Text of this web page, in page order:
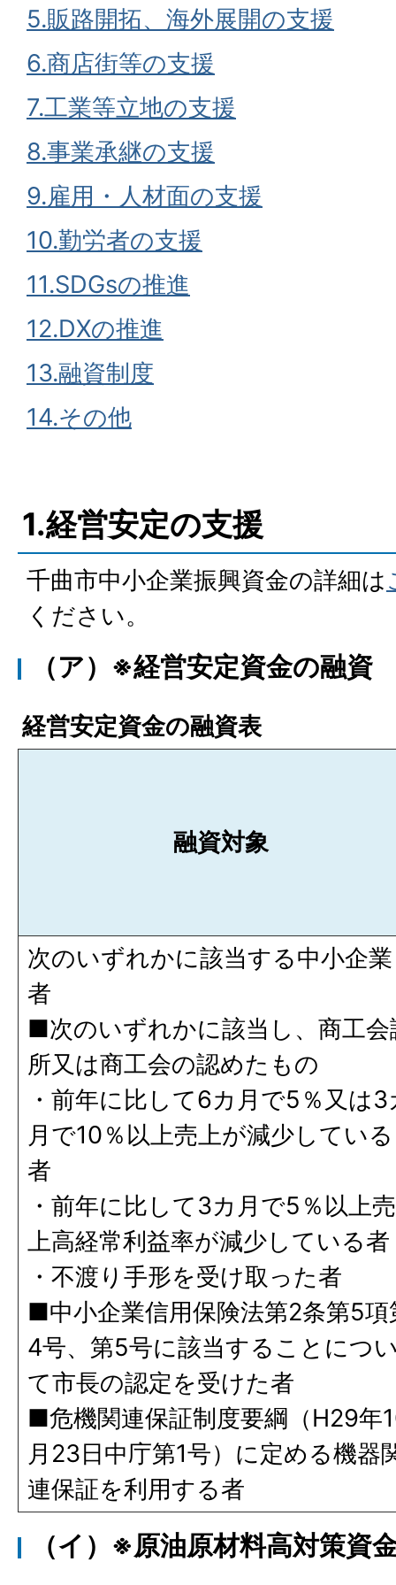
5.販路開拓、海外展開の支援
6.商店街等の支援
7.工業等立地の支援
8.事業承継の支援
9.雇用・人材面の支援
10.勤労者の支援
11.SDGsの推進
12.DXの推進
13.融資制度
14.その他
1.経営安定の支援
千曲市中小企業振興資金の詳細は
ください。
（ア）※経営安定資金の融資
経営安定資金の融資表
融資対象
次のいずれかに該当する中小企業
者
■次のいずれかに該当し、商工会
所又は商工会の認めたもの
・前年に比して6カ月で5％又は3
月で10％以上売上が減少している
者
・前年に比して3カ月で5％以上売
上高経常利益率が減少している者
・不渡り手形を受け取った者
■中小企業信用保険法第2条第5項
4号、第5号に該当することにつ
て市長の認定を受けた者
■危機関連保証制度要綱（H29年
月23日中庁第1号）に定める機器
連保証を利用する者
（イ）※原油原材料高対策資